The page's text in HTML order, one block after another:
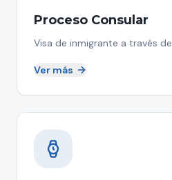
Proceso Consular
Visa de inmigrante a través
Ver más